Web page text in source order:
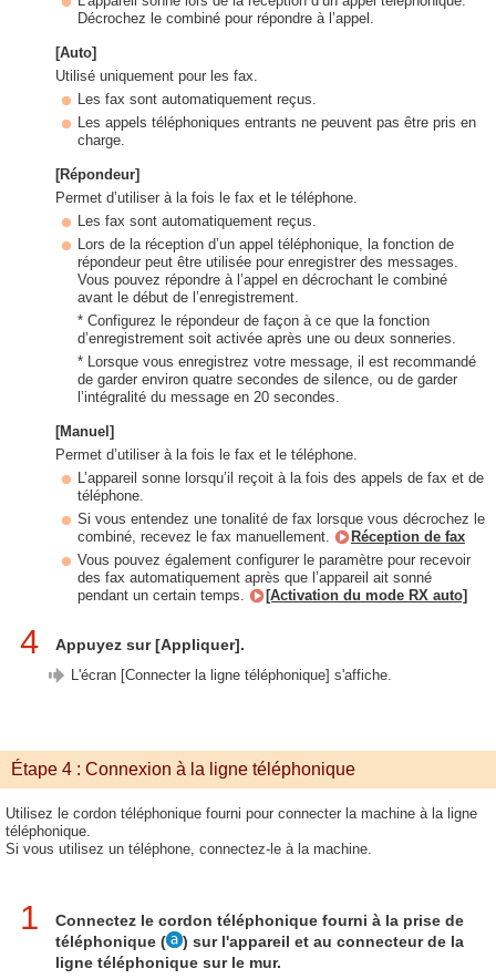
Décrochez le combiné pour répondre à l’appel.
[Auto]
Utilisé uniquement pour les fax.
Les fax sont automatiquement reçus.
Les appels téléphoniques entrants ne peuvent pas être pris en
charge.
[Répondeur]
Permet d’utiliser à la fois le fax et le téléphone.
Les fax sont automatiquement reçus.
Lors de la réception d’un appel téléphonique, la fonction de
répondeur peut être utilisée pour enregistrer des messages.
Vous pouvez répondre à l’appel en décrochant le combiné
avant le début de l’enregistrement.
* Configurez le répondeur de façon à ce que la fonction
d’enregistrement soit activée après une ou deux sonneries.
* Lorsque vous enregistrez votre message, il est recommandé
de garder environ quatre secondes de silence, ou de garder
l’intégralité du message en 20 secondes.
[Manuel]
Permet d’utiliser à la fois le fax et le téléphone.
L’appareil sonne lorsqu’il reçoit à la fois des appels de fax et de
téléphone.
Si vous entendez une tonalité de fax lorsque vous décrochez le
combiné, recevez le fax manuellement.
Réception de fax
Vous pouvez également configurer le paramètre pour recevoir
des fax automatiquement après que l’appareil ait sonné
pendant un certain temps.
[Activation du mode RX auto]
4 Appuyez sur [Appliquer].
L'écran [Connecter la ligne téléphonique] s'affiche.
Étape 4 : Connexion à la ligne téléphonique
Utilisez le cordon téléphonique fourni pour connecter la machine à la ligne
téléphonique.
Si vous utilisez un téléphone, connectez-le à la machine.
1
Connectez le cordon téléphonique fourni à la prise de
téléphonique (
) sur l'appareil et au connecteur de la
ligne téléphonique sur le mur.